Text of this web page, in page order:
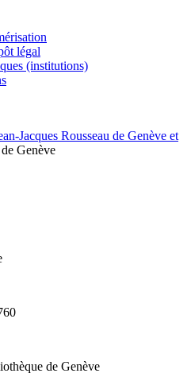
légal
(institutions)
de Genève